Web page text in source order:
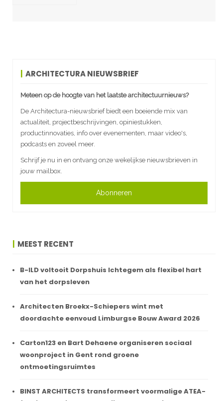
ARCHITECTURA NIEUWSBRIEF
Meteen op de hoogte van het laatste architectuurnieuws?
De Architectura-nieuwsbrief biedt een boeiende mix van
actualiteit, projectbeschrijvingen, opiniestukken,
productinnovaties, info over evenementen, maar video's,
podcasts en zoveel meer.
Schrijf je nu in en ontvang onze wekelijkse nieuwsbrieven in
jouw mailbox.
Abonneren
MEEST RECENT
B-ILD voltooit Dorpshuis Ichtegem als flexibel hart
van het dorpsleven
Architecten Broekx-Schiepers wint met
doordachte eenvoud Limburgse Bouw Award 2026
Carton123 en Bart Dehaene organiseren sociaal
woonproject in Gent rond groene
ontmoetingsruimtes
BINST ARCHITECTS transformeert voormalige ATEA-